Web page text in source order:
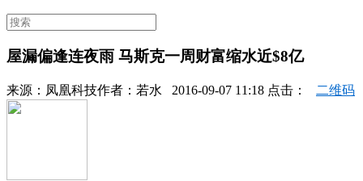
屋漏偏逢连夜雨 马斯克一周财富缩水近$8亿
来源： 凤凰科技作者： 若水 2016-09-07 11:18 点击： 二维码